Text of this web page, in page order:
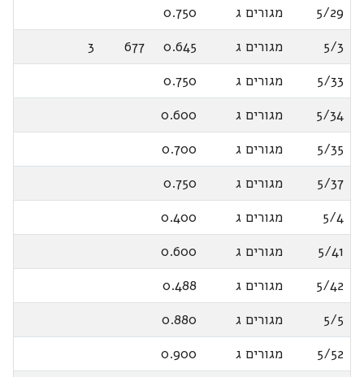
5/29
מגורים ג
0.750
5/3
מגורים ג 0.645
677
3
5/33
מגורים ג
0.750
5/34
מגורים ג
0.600
5/35
מגורים ג
0.700
5/37
מגורים ג
0.750
5/4
מגורים ג
0.400
5/41
מגורים ג
0.600
5/42
מגורים ג
0.488
5/5
מגורים ג
0.880
5/52
מגורים ג
0.900